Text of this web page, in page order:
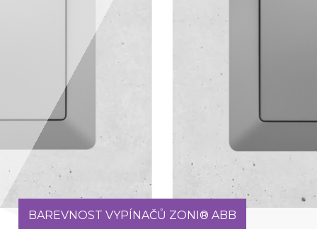
BAREVNOST VYPÍNAČŮ ZONI® ABB